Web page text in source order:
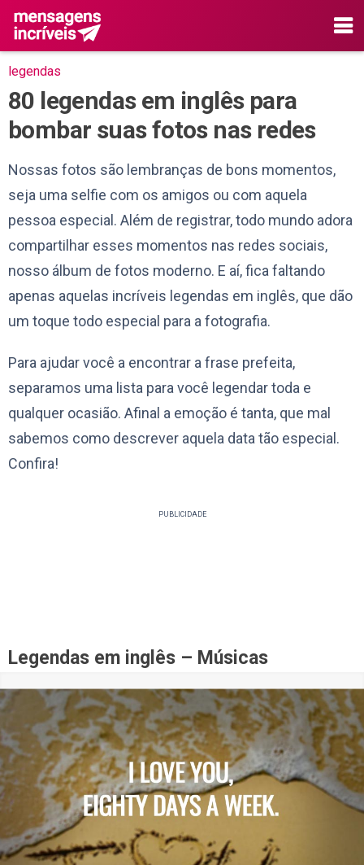
legendas
80 legendas em inglês para
bombar suas fotos nas redes
Nossas fotos são lembranças de bons momentos,
seja uma selfie com os amigos ou com aquela
pessoa especial. Além de registrar, todo mundo adora
compartilhar esses momentos nas redes sociais,
nosso álbum de fotos moderno. E aí, fica faltando
apenas aquelas incríveis legendas em inglês, que dão
um toque todo especial para a fotografia.
Para ajudar você a encontrar a frase prefeita,
separamos uma lista para você legendar toda e
qualquer ocasião. Afinal a emoção é tanta, que mal
sabemos como descrever aquela data tão especial.
Confira!
PUBLICIDADE
Legendas em inglês – Músicas